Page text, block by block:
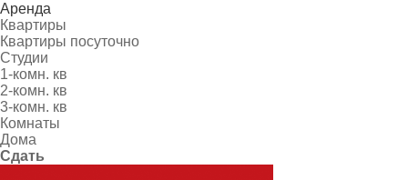
Аренда
Квартиры
Квартиры посуточно
Студии
1-комн. кв
2-комн. кв
3-комн. кв
Комнаты
Дома
Сдать